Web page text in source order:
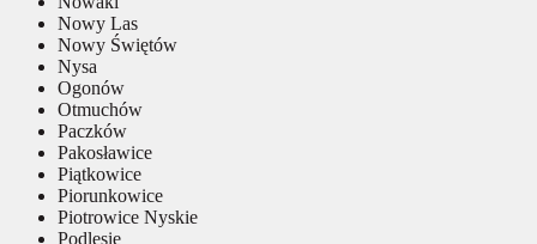
Nowy Las
Nowy Świętów
Nysa
Ogonów
Otmuchów
Paczków
Pakosławice
Piątkowice
Piorunkowice
Piotrowice Nyskie
Podlesie